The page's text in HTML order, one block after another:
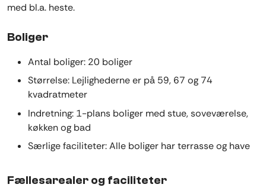
med bl.a. heste.
Boliger
Antal boliger: 20 boliger
Størrelse: Lejlighederne er på 59, 67 og 74
kvadratmeter
Indretning: 1-plans boliger med stue, soveværelse,
køkken og bad
Særlige faciliteter: Alle boliger har terrasse og have
Fællesarealer og faciliteter